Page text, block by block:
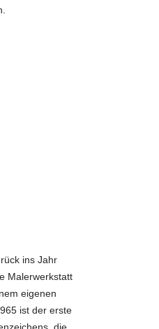
ins Jahr
Malerwerkstatt
eigenen
ist der erste